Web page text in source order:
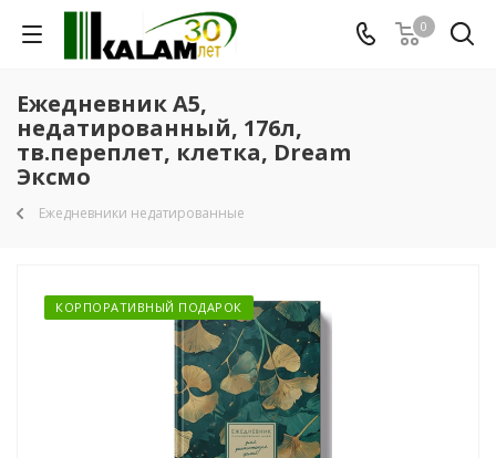
0
Ежедневник А5,
недатированный, 176л,
тв.переплет, клетка, Dream
Эксмо
Ежедневники недатированные
КОРПОРАТИВНЫЙ ПОДАРОК